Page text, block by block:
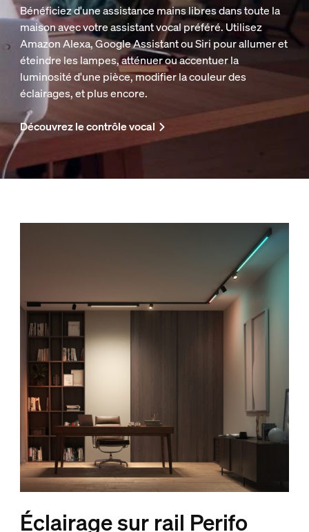
Bénéficiez d'une assistance mains libres dans toute la
maison avec votre assistant vocal préféré. Utilisez
Amazon Alexa, Google Assistant ou Siri pour allumer et
éteindre les lampes, atténuer ou accentuer la
luminosité d'une pièce, modifier la couleur des
éclairages, et plus encore.
Découvrez le contrôle vocal
Éclairage sur rail Perifo